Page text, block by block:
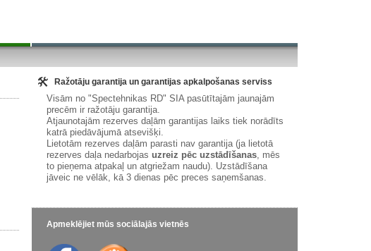
Ražotāju garantija un garantijas apkalpošanas serviss
Visām no "Spectehnikas RD" SIA pasūtītajām jaunajām
precēm ir ražotāju garantija.
Atjaunotajām rezerves daļām garantijas laiks tiek norādīts
katrā piedāvājumā atsevišķi.
Lietotām rezerves daļām parasti nav garantija (ja lietotā
rezerves daļa nedarbojas uzreiz pēc uzstādīšanas, mēs
to pieņema atpakaļ un atgriežam naudu). Uzstādīšana
jāveic ne vēlāk, kā 3 dienas pēc preces saņemšanas.
Apmeklējiet mūs sociālajās vietnēs